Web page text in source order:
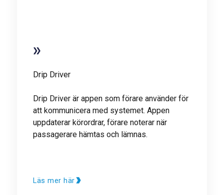
Drip Driver
Drip Driver är appen som förare använder för
att kommunicera med systemet. Appen
uppdaterar körordrar, förare noterar när
passagerare hämtas och lämnas.
Läs mer här